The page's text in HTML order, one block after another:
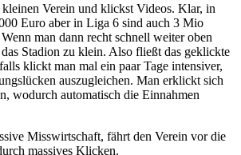
Verein und klickst Videos. Klar, in
Euro aber in Liga 6 sind auch 3 Mio
man dann recht schnell weiter oben
Stadion zu klein. Also fließt das geklickte
klickt man mal ein paar Tage intensiver,
auszugleichen. Man erklickt sich
wodurch automatisch die Einnahmen
Misswirtschaft, fährt den Verein vor die
massives Klicken.